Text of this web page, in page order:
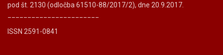
pod št. 2130 (odločba 61510-88/2017/2), dne 20.9.2017.
ISSN 2591-0841